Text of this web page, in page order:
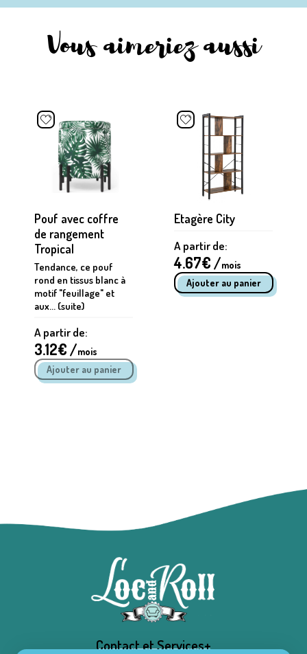
Vous aimeriez aussi
Pouf avec coffre
de rangement
Tropical
Tendance, ce pouf
rond en tissus blanc à
motif "feuillage" et
aux... (suite)
A partir de:
3.12€ /mois
Etagère City
A partir de:
4.67€ /mois
Contact et Services+